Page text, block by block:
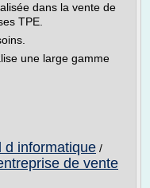
dans la vente de
TPE.
une large gamme
d informatique /
de vente